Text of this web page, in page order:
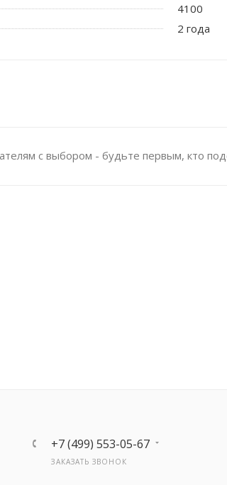
4100
2 года
с выбором - будьте первым, кто
+7 (499) 553-05-67
ЗАКАЗАТЬ ЗВОНОК